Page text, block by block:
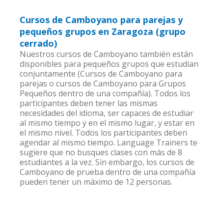
Cursos de Camboyano para parejas y
pequeños grupos en Zaragoza (grupo
cerrado)
Nuestros cursos de Camboyano también están
disponibles para pequeños grupos que estudian
conjuntamente (Cursos de Camboyano para
parejas o cursos de Camboyano para Grupos
Pequeños dentro de una compañía). Todos los
participantes deben tener las mismas
necesidades del idioma, ser capaces de estudiar
al mismo tiempo y en el mismo lugar, y estar en
el mismo nivel. Todos los participantes deben
agendar al mismo tiempo. Language Trainers te
sugiere que no busques clases con más de 8
estudiantes a la vez. Sin embargo, los cursos de
Camboyano de prueba dentro de una compañía
pueden tener un máximo de 12 personas.